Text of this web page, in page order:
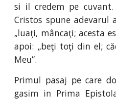
si il credem pe
Cristos spune adevarul
„luaţi, mâncaţi; acesta
apoi: „beţi toţi din el;
Meu”.
Primul pasaj pe care
gasim in Prima